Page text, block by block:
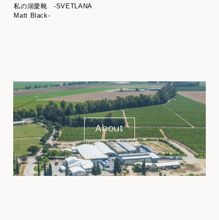
私の溺愛靴 -SVETLANA
Matt Black-
About